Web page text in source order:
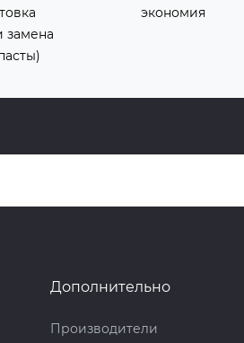
замена
экономия
Дополнительно
Производители